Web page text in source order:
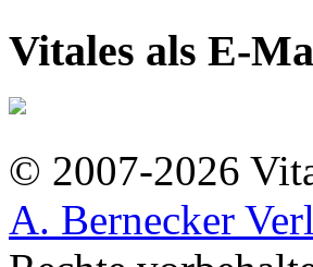
Vitales als E-
© 2007-2026
A. Bernecker